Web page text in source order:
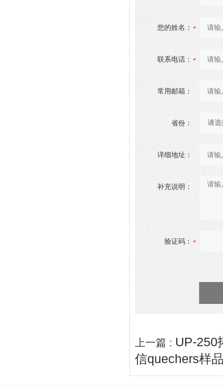
您的姓名：
联系电话：
常用邮箱：
省份：
详细地址：
补充说明：
验证码：
上一篇 : UP-250
信quechers样